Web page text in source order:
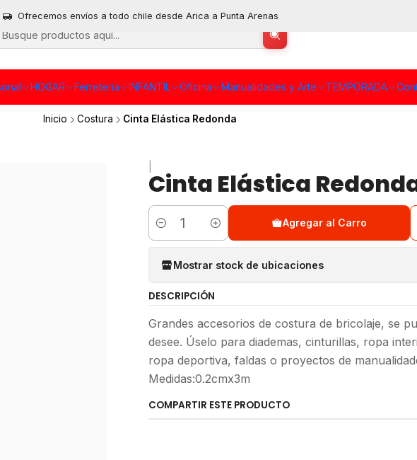
HOGAR Ferreteria INFANTIL Oficina Manualidades y Arte TEMPORADA
Ofrecemos envíos a todo chile desde Arica a Punta Arenas
Inicio Costura Cinta Elástica Redonda
Cinta Elástica
Cantidad
Agregar al Carro
Mostrar stock de ubicaciones
DESCRIPCIÓN
Grandes accesorios de costura de bricolaje, se
desee. Úselo para diademas, cinturillas, ropa
ropa deportiva, faldas o proyectos de
Medidas:0.2cmx3m
COMPARTIR ESTE PRODUCTO